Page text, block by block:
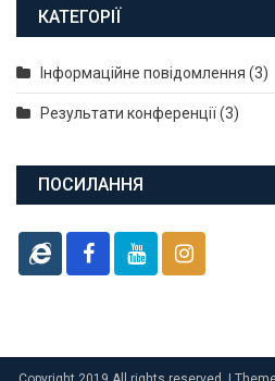
КАТЕГОРІЇ
Інформаційне повідомлення (3)
Результати конференції(3)
ПОСИЛАННЯ